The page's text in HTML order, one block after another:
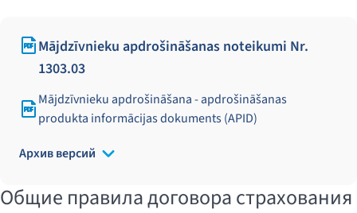
Mājdzīvnieku apdrošināšanas noteikumi Nr.
1303.03
Mājdzīvnieku apdrošināšana - apdrošināšanas
produkta informācijas dokuments (APID)
Архив версий
Общие правила договора страхования